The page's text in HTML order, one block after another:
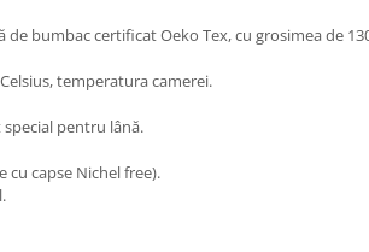
bumbac certificat Oeko Tex, cu grosimea de
temperatura camerei.
pentru lână.
capse Nichel free).